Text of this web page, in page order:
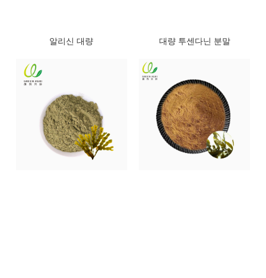
알리신 대량 대량 투센다닌 분말